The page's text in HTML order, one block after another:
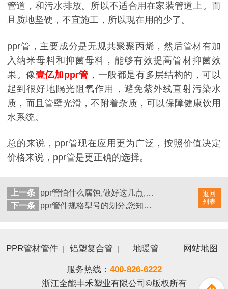
管道，和污水排放。所以不适合用在家装管道上。而
且质地坚硬，不宜施工，所以现在用的少了。
ppr管，主要成分是无规共聚聚丙烯，然后管材有加
入纳米母料和抑菌母料，能够有效提高管材抑菌效
果。像壹亿加ppr管 ，一般都是有多层结构的，可以
起到很好地隔光阻氧作用，避免紫外线直射污染水
质，而且管壁光滑，不附着杂质，可以保障健康饮用
水系统。
总的来说， ppr管现在应用更为广泛，按照价值决定
价格来说，ppr管是更正确的选择。
返回
列表
上一条
ppr管怕什么腐蚀,做好这几点,让您家水管使用寿命超长
下一条
ppr管件规格型号的划分,您知道几种
PPR管材管件 铝塑复合管 地暖管 网站地图
服务热线： 400-826-6222
浙江全能丰禾塑业有限公司©版权所有